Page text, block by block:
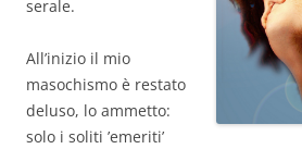
serale.
All’inizio il mio
masochismo è restato
deluso, lo ammetto:
solo i soliti ’emeriti’